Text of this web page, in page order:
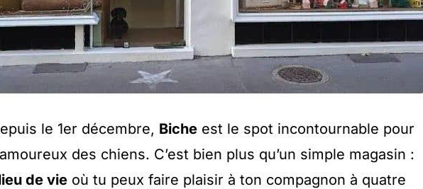
le 1er décembre, Biche est le spot incontournable pour
des chiens. C’est bien plus qu’un simple magasin :
de vie où tu peux faire plaisir à ton compagnon à quatre